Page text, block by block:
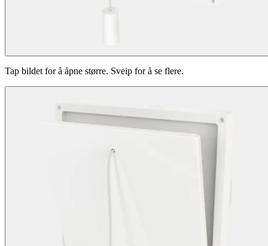
Tap bildet for å åpne større. Sveip for å se flere.